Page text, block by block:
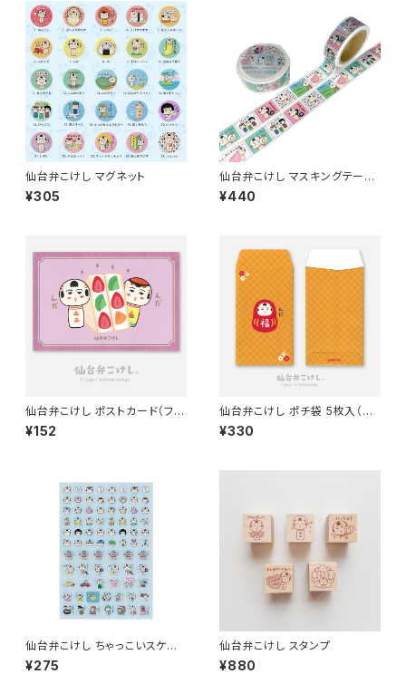
仙台弁こけし マグネット
¥305
仙台弁こけし マスキングテープ
（いっちゃ！仙台弁）
¥440
仙台弁こけし ポストカード（フル
ーツサンド）
¥152
仙台弁こけし ポチ袋 5枚入（だ
るま）
¥330
仙台弁こけし ちゃっこいスケジ
ュールシール
¥275
仙台弁こけし スタンプ
¥880